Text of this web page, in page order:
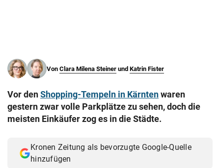
Von Clara Milena Steiner und Katrin Fister
Vor denShopping-Tempeln in Kärntenwaren
gestern zwar volle Parkplätze zu sehen, doch die
meisten Einkäufer zog es in die Städte.
Kronen Zeitung als bevorzugte Google-Quelle
hinzufügen